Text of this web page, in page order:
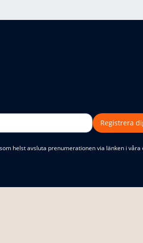
Registrera
helst avsluta prenumerationen via länken i